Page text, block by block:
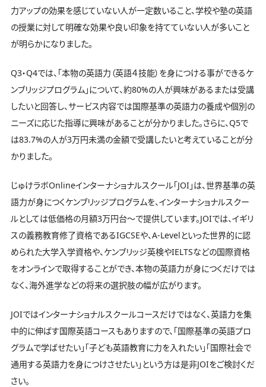
力アップの効果を感じていない人が一定数いること、学校や塾の英語
の授業に対して明確な効果や良い印象を持てていない人が多いこと
が明らかになりました。
Q3・Q4では、「本物の英語力（英語４技能）を身につける事ができるケ
ンブリッジプログラム」について、約80%の人が興味があるまたは受講
したいと回答し、サービス内容では国際基準の英語力の養成や個別の
ニーズに応じた指導に興味があることが分かりました。さらに、Q5で
は83.7%の人が3万円未満の金額で受講したいと考えていることが分
かりました。
じゅけラボOnlineインターナショナルスクール「JOI」は、世界基準の英
語力が身につくケンブリッジプログラムを、インターナショナルスクー
ルとしては低価格の月額3万円台～で提供しています。JOIでは、イギリ
スの義務教育修了資格であるIGCSEや、A-Levelといった世界的に認
められた大学入学資格や、ケンブリッジ英検やIELTSなどの国際資格
をオンラインで取得することができ、本物の英語力が身につくだけでは
なく、海外進学などの将来の選択肢の幅が広がります。
JOIではインターナショナルスクールコースだけではなく、英語力を集
中的に伸ばす国際英語コースもありますので、「国際基準の英語プロ
グラムで学ばせたい」「子ども英語教育に力を入れたい」「国際社会で
通用する英語力を身につけさせたい」という方は是非JOIをご検討くだ
さい。